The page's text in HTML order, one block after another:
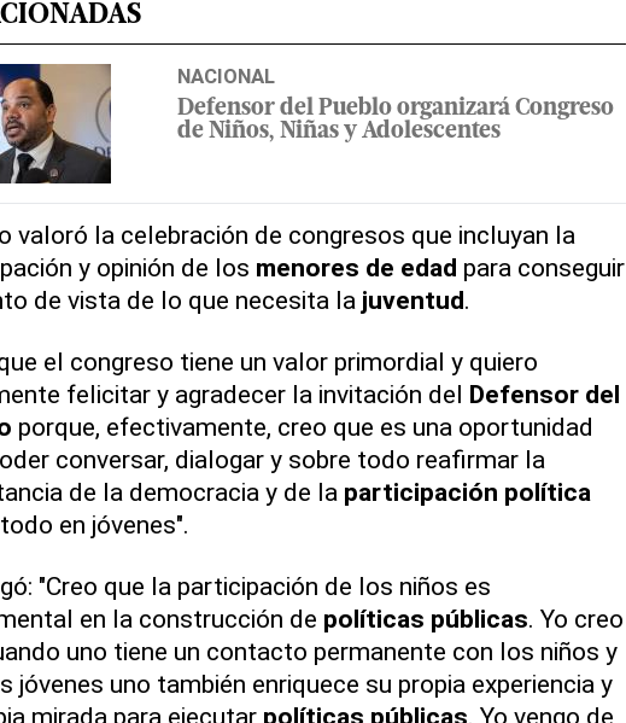
NACIONAL
Defensor del Pueblo organizará Congreso
de Niños, Niñas y Adolescentes
valoró la celebración de congresos que incluyan la
y opinión de los menores de edad para conseguir
de vista de lo que necesita la juventud.
el congreso tiene un valor primordial y quiero
felicitar y agradecer la invitación del Defensor del
porque, efectivamente, creo que es una oportunidad
conversar, dialogar y sobre todo reafirmar la
de la democracia y de la participación política
en jóvenes".
"Creo que la participación de los niños es
en la construcción de políticas públicas. Yo creo
uno tiene un contacto permanente con los niños y
jóvenes uno también enriquece su propia experiencia y
mirada para ejecutar políticas públicas. Yo vengo de